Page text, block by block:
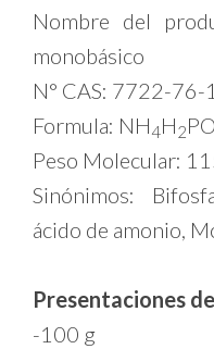
Nombre del
monobásico
N° CAS: 7722-76-1
Formula: NH4H2PO
Peso Molecular:
Sinónimos:
ácido de amonio,
Presentaciones
-100 g